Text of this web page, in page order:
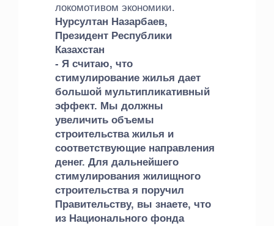
локомотивом экономики.
Нурсултан Назарбаев,
Президент Республики
Казахстан
- Я считаю, что
стимулирование жилья дает
большой мультипликативный
эффект. Мы должны
увеличить объемы
строительства жилья и
соответствующие направления
денег. Для дальнейшего
стимулирования жилищного
строительства я поручил
Правительству, вы знаете, что
из Национального фонда